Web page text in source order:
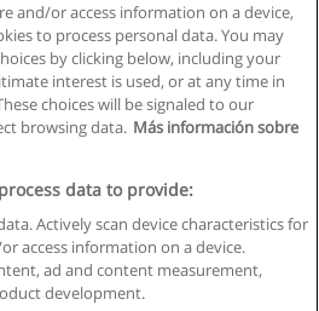
по E-mail
пользования
информации
Educaedu
and/or access information on a device,
to process personal data. You may
by clicking below, including your
interest is used, or at any time in
choices will be signaled to our
browsing data. Más información sobre
data to provide:
Actively scan device characteristics for
access information on a device.
ad and content measurement,
development.